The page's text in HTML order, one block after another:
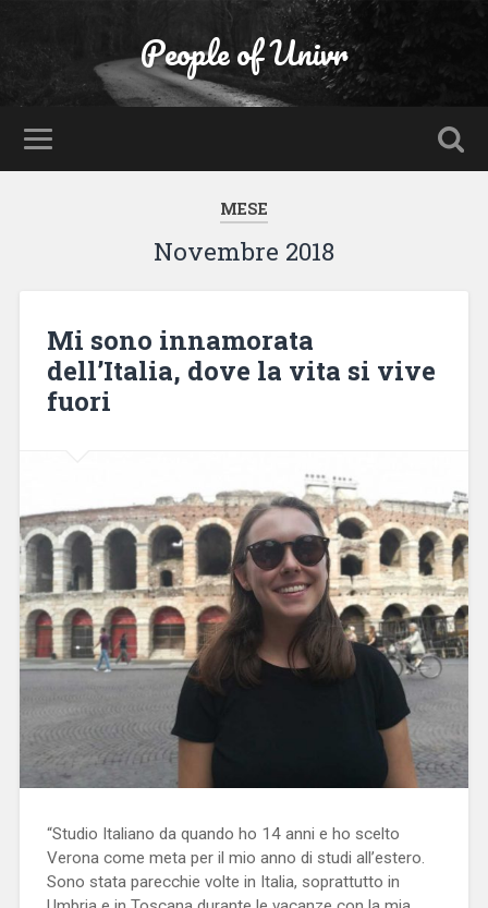
People of Univr
MESE
Novembre 2018
Mi sono innamorata
dell’Italia, dove la vita si vive
fuori
“Studio Italiano da quando ho 14 anni e ho scelto
Verona come meta per il mio anno di studi all’estero.
Sono stata parecchie volte in Italia, soprattutto in